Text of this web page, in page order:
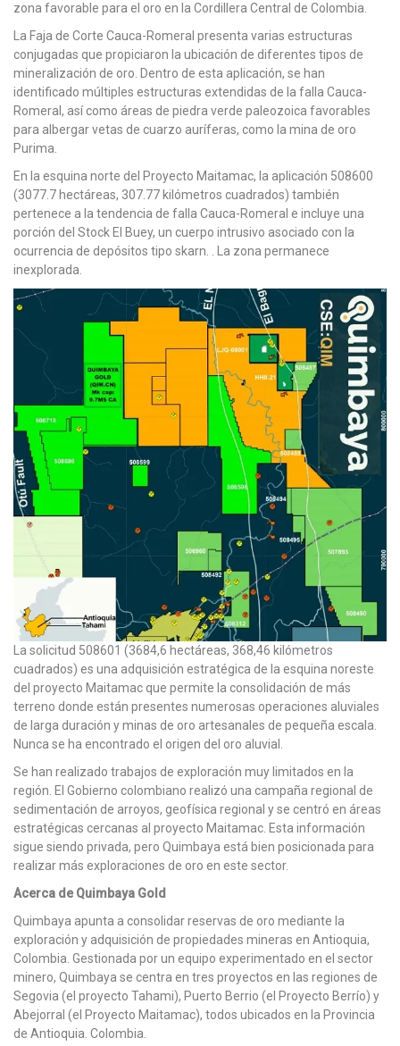
zona favorable para el oro en la Cordillera Central de Colombia.
La Faja de Corte Cauca-Romeral presenta varias estructuras
conjugadas que propiciaron la ubicación de diferentes tipos de
mineralización de oro. Dentro de esta aplicación, se han
identificado múltiples estructuras extendidas de la falla Cauca-
Romeral, así como áreas de piedra verde paleozoica favorables
para albergar vetas de cuarzo auríferas, como la mina de oro
Purima.
En la esquina norte del Proyecto Maitamac, la aplicación 508600
(3077.7 hectáreas, 307.77 kilómetros cuadrados) también
pertenece a la tendencia de falla Cauca-Romeral e incluye una
porción del Stock El Buey, un cuerpo intrusivo asociado con la
ocurrencia de depósitos tipo skarn. . La zona permanece
inexplorada.
La solicitud 508601 (3684,6 hectáreas, 368,46 kilómetros
cuadrados) es una adquisición estratégica de la esquina noreste
del proyecto Maitamac que permite la consolidación de más
terreno donde están presentes numerosas operaciones aluviales
de larga duración y minas de oro artesanales de pequeña escala.
Nunca se ha encontrado el origen del oro aluvial.
Se han realizado trabajos de exploración muy limitados en la
región. El Gobierno colombiano realizó una campaña regional de
sedimentación de arroyos, geofísica regional y se centró en áreas
estratégicas cercanas al proyecto Maitamac. Esta información
sigue siendo privada, pero Quimbaya está bien posicionada para
realizar más exploraciones de oro en este sector.
Acerca de Quimbaya Gold
Quimbaya apunta a consolidar reservas de oro mediante la
exploración y adquisición de propiedades mineras en Antioquia,
Colombia. Gestionada por un equipo experimentado en el sector
minero, Quimbaya se centra en tres proyectos en las regiones de
Segovia (el proyecto Tahami), Puerto Berrio (el Proyecto Berrío) y
Abejorral (el Proyecto Maitamac), todos ubicados en la Provincia
de Antioquia. Colombia.